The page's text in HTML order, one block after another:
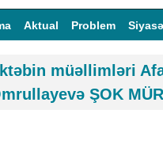
Aktual Problem
müəllimləri
ŞOK